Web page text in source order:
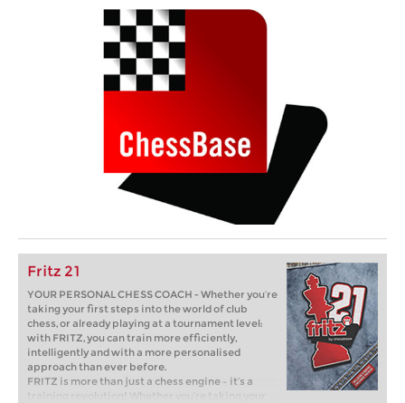
Fritz 21
YOUR PERSONAL CHESS COACH - Whether you’re
taking your first steps into the world of club
chess, or already playing at a tournament level:
with FRITZ, you can train more efficiently,
intelligently and with a more personalised
approach than ever before.
FRITZ is more than just a chess engine – it’s a
training revolution! Whether you’re taking your